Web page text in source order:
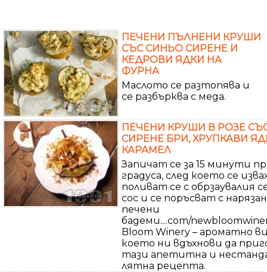
ПЕЧЕНИ ПЪЛНЕНИ КРУШИ
СЪС СИНЬО СИРЕНЕ И
КЕДРОВИ ЯДКИ НА
ФУРНА
Маслото се разтопява и
се разбърква с меда.
ПЕЧЕНИ КРУШИ В РОЗЕ
СИРЕНЕ БРИ, ХРУПКАВИ
КАРАМЕЛ
Запичат се за 15 минути
градуса, след което се
поливат се с обрзаувалия
сос и се поръсват с
печени
бадеми....com/
Bloom Winery – ароматно
което ни вдъхнови да
тази апетитна и
лятна рецепта.